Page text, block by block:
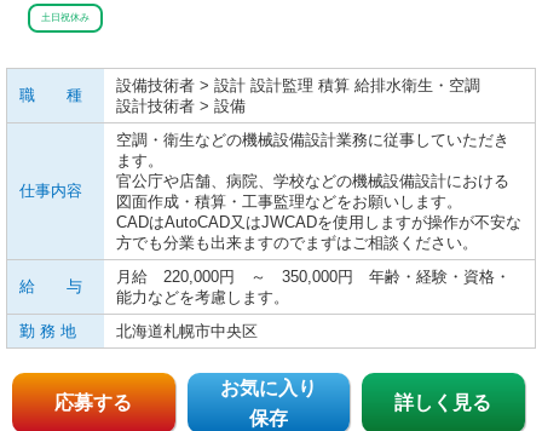
土日祝休み
職 種
設備技術者 > 設計 設計監理 積算 給排水衛生・空調
設計技術者 > 設備
仕事内容
空調・衛生などの機械設備設計業務に従事していただき
ます。
官公庁や店舗、病院、学校などの機械設備設計における
図面作成・積算・工事監理などをお願いします。
CADはAutoCAD又はJWCADを使用しますが操作が不安な
方でも分業も出来ますのでまずはご相談ください。
給 与
月給 220,000円 ～ 350,000円 年齢・経験・資格・
能力などを考慮します。
勤 務 地
北海道札幌市中央区
応募する
お気に入り
保存
詳しく見る